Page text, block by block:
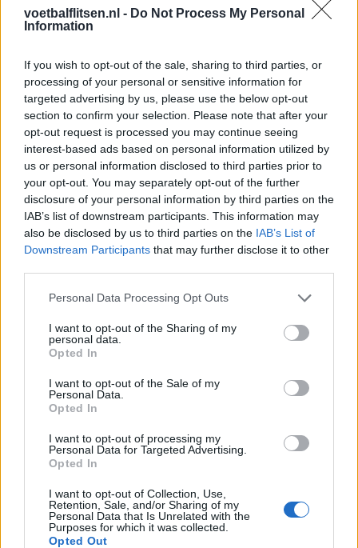
voetbalflitsen.nl - Do Not Process My Personal
Information
If you wish to opt-out of the sale, sharing to third parties, or
processing of your personal or sensitive information for
targeted advertising by us, please use the below opt-out
section to confirm your selection. Please note that after your
opt-out request is processed you may continue seeing
interest-based ads based on personal information utilized by
us or personal information disclosed to third parties prior to
your opt-out. You may separately opt-out of the further
disclosure of your personal information by third parties on the
IAB’s list of downstream participants. This information may
also be disclosed by us to third parties on the IAB’s List of
Downstream Participants that may further disclose it to other
Personal Data Processing Opt Outs
I want to opt-out of the Sharing of my
personal data.
Opted In
I want to opt-out of the Sale of my
Personal Data.
Opted In
I want to opt-out of processing my
Personal Data for Targeted Advertising.
Opted In
I want to opt-out of Collection, Use,
Retention, Sale, and/or Sharing of my
Personal Data that Is Unrelated with the
Purposes for which it was collected.
Opted Out
“Virgil van Dijk & co mogen het niet verknallen door laksheid.
Historie spreekt in Oranjes voordeel: zo verliepen duels met
Marokko
Ajax Feyenoord PSV
Ajax ziet kans schoon: strijd om Van Rooij barst
Hart gaf de doorslag': Ouazane verkiest Marokko
boven Oranje
Dit verdient Dusan Tadic bij NEC: salaris en
contractdetails
Ajax dicht bij komst Arokodare: huurdeal met
Ajax helpt Burnley uit de brand met afgeknipte
Hakim Ziyech verhuurt opnieuw luxe
Marcos Leonardo laat eerste indruk achter bij
Ajax: 'Hier gaan fans van genieten'